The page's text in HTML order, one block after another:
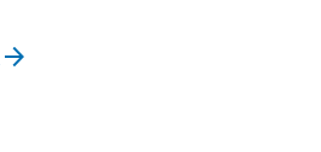
arrow_forward